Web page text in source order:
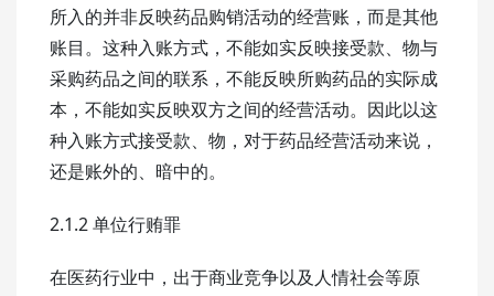
所入的并非反映药品购销活动的经营账，而是其他
账目。这种入账方式，不能如实反映接受款、物与
采购药品之间的联系，不能反映所购药品的实际成
本，不能如实反映双方之间的经营活动。因此以这
种入账方式接受款、物，对于药品经营活动来说，
还是账外的、暗中的。
2.1.2 单位行贿罪
在医药行业中，出于商业竞争以及人情社会等原